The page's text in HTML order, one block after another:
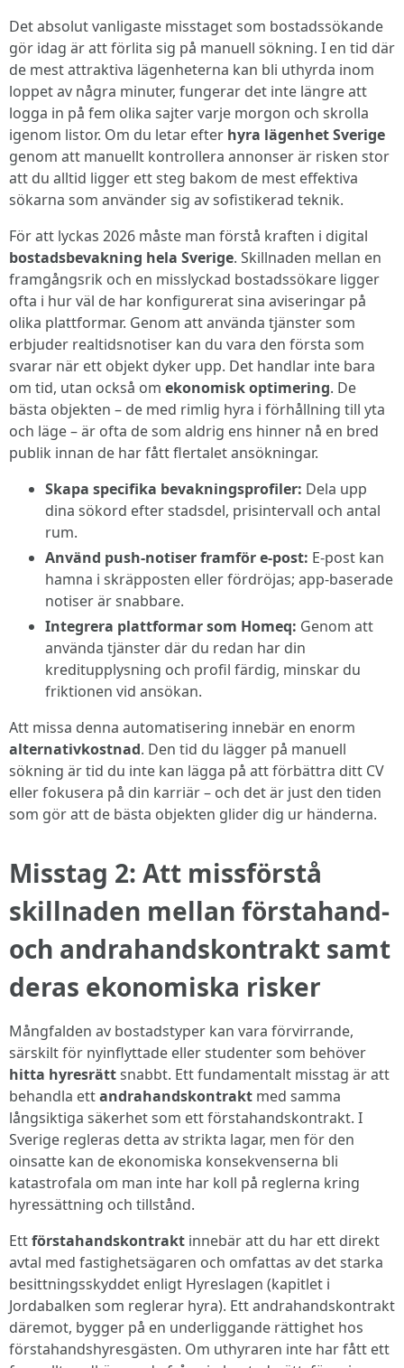
Det absolut vanligaste misstaget som bostadssökande
gör idag är att förlita sig på manuell sökning. I en tid där
de mest attraktiva lägenheterna kan bli uthyrda inom
loppet av några minuter, fungerar det inte längre att
logga in på fem olika sajter varje morgon och skrolla
igenom listor. Om du letar efter hyra lägenhet Sverige
genom att manuellt kontrollera annonser är risken stor
att du alltid ligger ett steg bakom de mest effektiva
sökarna som använder sig av sofistikerad teknik.
För att lyckas 2026 måste man förstå kraften i digital
bostadsbevakning hela Sverige. Skillnaden mellan en
framgångsrik och en misslyckad bostadssökare ligger
ofta i hur väl de har konfigurerat sina aviseringar på
olika plattformar. Genom att använda tjänster som
erbjuder realtidsnotiser kan du vara den första som
svarar när ett objekt dyker upp. Det handlar inte bara
om tid, utan också om ekonomisk optimering. De
bästa objekten – de med rimlig hyra i förhållning till yta
och läge – är ofta de som aldrig ens hinner nå en bred
publik innan de har fått flertalet ansökningar.
Skapa specifika bevakningsprofiler: Dela upp
dina sökord efter stadsdel, prisintervall och antal
rum.
Använd push-notiser framför e-post: E-post kan
hamna i skräpposten eller fördröjas; app-baserade
notiser är snabbare.
Integrera plattformar som Homeq: Genom att
använda tjänster där du redan har din
kreditupplysning och profil färdig, minskar du
friktionen vid ansökan.
Att missa denna automatisering innebär en enorm
alternativkostnad. Den tid du lägger på manuell
sökning är tid du inte kan lägga på att förbättra ditt CV
eller fokusera på din karriär – och det är just den tiden
som gör att de bästa objekten glider dig ur händerna.
Misstag 2: Att missförstå
skillnaden mellan förstahand-
och andrahandskontrakt samt
deras ekonomiska risker
Mångfalden av bostadstyper kan vara förvirrande,
särskilt för nyinflyttade eller studenter som behöver
hitta hyresrättsnabbt. Ett fundamentalt misstag är att
behandla ettandrahandskontrakt med samma
långsiktiga säkerhet som ett förstahandskontrakt. I
Sverige regleras detta av strikta lagar, men för den
oinsatte kan de ekonomiska konsekvenserna bli
katastrofala om man inte har koll på reglerna kring
hyressättning och tillstånd.
Ettförstahandskontrakt innebär att du har ett direkt
avtal med fastighetsägaren och omfattas av det starka
besittningsskyddet enligt Hyreslagen (kapitlet i
Jordabalken som reglerar hyra). Ett andrahandskontrakt
däremot, bygger på en underliggande rättighet hos
förstahandshyresgästen. Om uthyraren inte har fått ett